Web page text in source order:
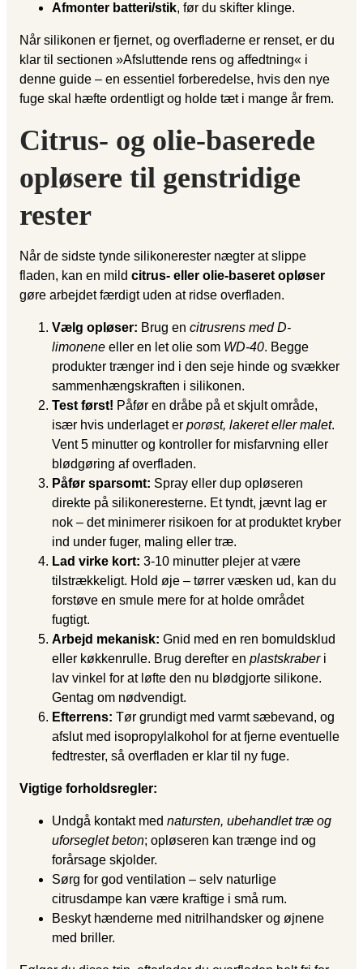
Afmonter batteri/stik, før du skifter klinge.
Når silikonen er fjernet, og overfladerne er renset, er du
klar til sectionen »Afsluttende rens og affedtning« i
denne guide – en essentiel forberedelse, hvis den nye
fuge skal hæfte ordentligt og holde tæt i mange år frem.
Citrus- og olie-baserede
opløsere til genstridige
rester
Når de sidste tynde silikonerester nægter at slippe
fladen, kan en mild citrus- eller olie-baseret opløser
gøre arbejdet færdigt uden at ridse overfladen.
Vælg opløser: Brug en citrusrens med D-
limonene eller en let olie som WD-40. Begge
produkter trænger ind i den seje hinde og svækker
sammenhængskraften i silikonen.
Test først! Påfør en dråbe på et skjult område,
især hvis underlaget er porøst, lakeret eller malet.
Vent 5 minutter og kontroller for misfarvning eller
blødgøring af overfladen.
Påfør sparsomt: Spray eller dup opløseren
direkte på silikoneresterne. Et tyndt, jævnt lag er
nok – det minimerer risikoen for at produktet kryber
ind under fuger, maling eller træ.
Lad virke kort: 3-10 minutter plejer at være
tilstrækkeligt. Hold øje – tørrer væsken ud, kan du
forstøve en smule mere for at holde området
fugtigt.
Arbejd mekanisk: Gnid med en ren bomuldsklud
eller køkkenrulle. Brug derefter en plastskraberi
lav vinkel for at løfte den nu blødgjorte silikone.
Gentag om nødvendigt.
Efterrens: Tør grundigt med varmt sæbevand, og
afslut med isopropylalkohol for at fjerne eventuelle
fedtrester, så overfladen er klar til ny fuge.
Vigtige forholdsregler:
Undgå kontakt med natursten, ubehandlet træ og
uforseglet beton; opløseren kan trænge ind og
forårsage skjolder.
Sørg for god ventilation – selv naturlige
citrusdampe kan være kraftige i små rum.
Beskyt hænderne med nitrilhandsker og øjnene
med briller.